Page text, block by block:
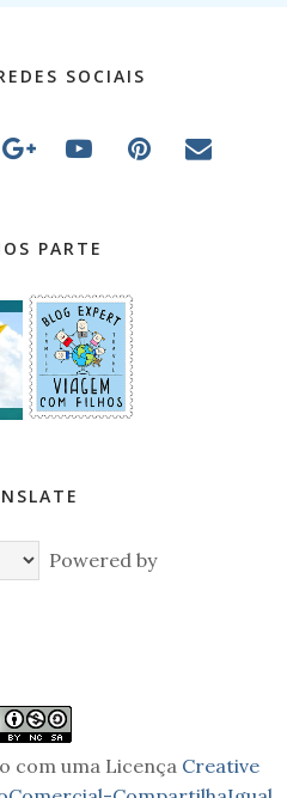
SOCIAIS
PARTE
Powered by
com uma Licença Creative